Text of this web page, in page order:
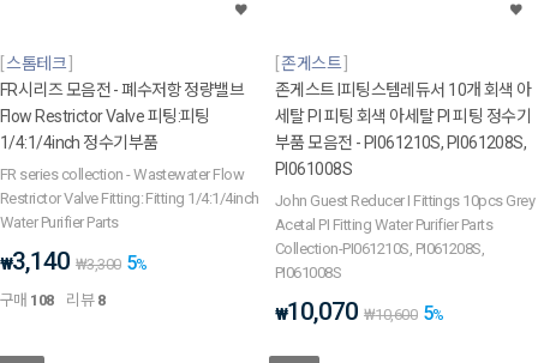
스톰테크
FR시리즈 모음전 - 폐수저항 정량밸브
Flow Restrictor Valve 피팅:피팅
1/4:1/4inch 정수기부품
FR series collection - Wastewater Flow
Restrictor Valve Fitting: Fitting 1/4:1/4inch
Water Purifier Parts
₩3,140 ₩3,300 5%
구매 108 리뷰 8
존게스트
존게스트 I피팅스템레듀서 10개 회색 아
세탈 PI 피팅 회색 아세탈 PI 피팅 정수기
부품 모음전 - PI061210S, PI061208S,
PI061008S
John Guest Reducer I Fittings 10pcs Grey
Acetal PI Fitting Water Purifier Parts
Collection-PI061210S, PI061208S,
PI061008S
₩10,070 ₩10,600 5%